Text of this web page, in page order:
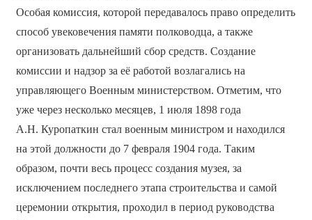
Особая комиссия, которой передавалось право определить
способ увековечения памяти полководца, а также
организовать дальнейший сбор средств. Создание
комиссии и надзор за её работой возлагались на
управляющего Военным министерством. Отметим, что
уже через несколько месяцев, 1 июля 1898 года
А.Н. Куропаткин стал военным министром и находился
на этой должности до 7 февраля 1904 года. Таким
образом, почти весь процесс создания музея, за
исключением последнего этапа строительства и самой
церемонии открытия, проходил в период руководства